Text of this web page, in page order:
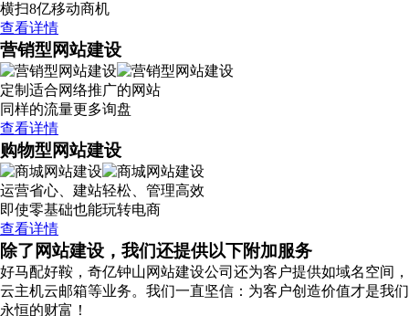
横扫8亿移动商机
查看详情
营销型网站建设
定制适合网络推广的网站
同样的流量更多询盘
查看详情
购物型网站建设
运营省心、建站轻松、管理高效
即使零基础也能玩转电商
查看详情
除了网站建设，我们还提供以下附加服务
好马配好鞍，奇亿钟山网站建设公司还为客户提供如域名空间，
云主机云邮箱等业务。我们一直坚信：为客户创造价值才是我们
永恒的财富！